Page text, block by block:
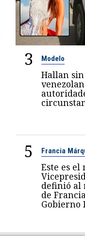
3 Modelo
Hallan
5 Francia
Este es el
definió al
de
Gobierno